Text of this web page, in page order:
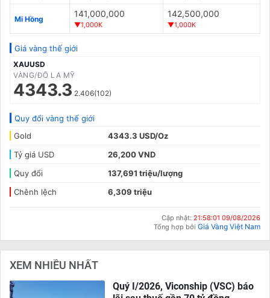
Mi Hồng
141,000,000
▼1,000K
142,500,000
▼1,000K
Giá vàng thế giới
XAUUSD
VÀNG/ĐÔ LA MỸ
4343.3 2.406(102)
Quy đổi vàng thế giới
Gold
4343.3 USD/Oz
Tỷ giá USD
26,200 VND
Quy đổi
137,691 triệu/lượng
Chênh lệch
6,309 triệu
Cập nhật: 21:58:01 09/08/2026
Tổng hợp bởi Giá Vàng Việt Nam
XEM NHIỀU NHẤT
Quý I/2026, Viconship (VSC) báo